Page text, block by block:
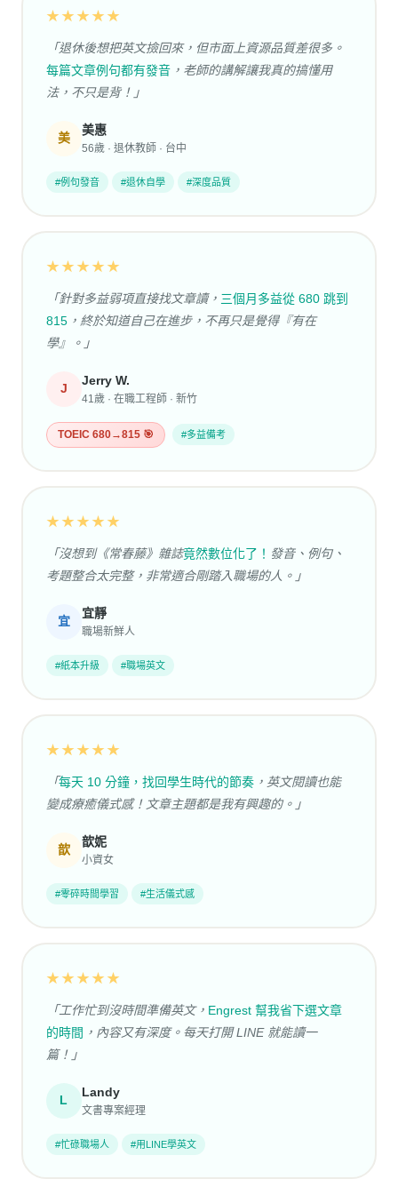
★★★★★
「退休後想把英文撿回來，但市面上資源品質差很多。
每篇文章例句都有發音，老師的講解讓我真的搞懂用
法，不只是背！」
美
美惠
56歲 · 退休教師 · 台中
#例句發音 #退休自學 #深度品質
★★★★★
「針對多益弱項直接找文章讀， 三個月多益從 680 跳到
815，終於知道自己在進步，不再只是覺得『有在
學』。」
J
Jerry W.
41歲 · 在職工程師 · 新竹
TOEIC 680→815 🎯 #多益備考
★★★★★
「沒想到《常春藤》雜誌竟然數位化了！ 發音、例句、
考題整合太完整，非常適合剛踏入職場的人。」
宜
宜靜
職場新鮮人
#紙本升級 #職場英文
★★★★★
「每天 10 分鐘，找回學生時代的節奏，英文閱讀也能
變成療癒儀式感！文章主題都是我有興趣的。」
歆
歆妮
小資女
#零碎時間學習 #生活儀式感
★★★★★
「工作忙到沒時間準備英文， Engrest 幫我省下選文章
的時間 ，內容又有深度。每天打開 LINE 就能讀一
篇！」
L
Landy
文書專案經理
#忙碌職場人 #用LINE學英文